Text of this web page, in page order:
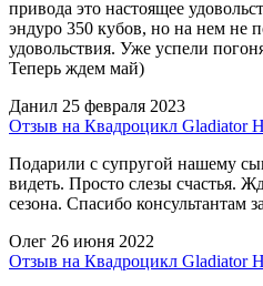
привода это настоящее
эндуро 350 кубов, но на нем не
удовольствия. Уже успели
Теперь ждем май)
Данил 25 февраля 2023
Отзыв на Квадроцикл Gladiator
Подарили с супругой нашему
видеть. Просто слезы счастья.
сезона. Спасибо консультантам
Олег 26 июня 2022
Отзыв на Квадроцикл Gladiator